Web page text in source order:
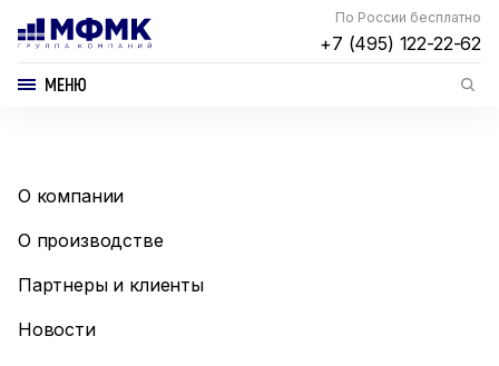
По России бесплатно
+7 (495) 122-22-62
МЕНЮ
О компании
О производстве
Партнеры и клиенты
Новости